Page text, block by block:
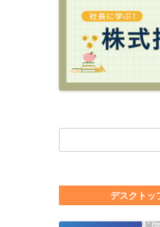
デスクトッ